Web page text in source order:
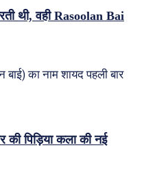
थी, वही Rasoolan Bai
का नाम शायद पहली बार
पिड़िया कला की नई